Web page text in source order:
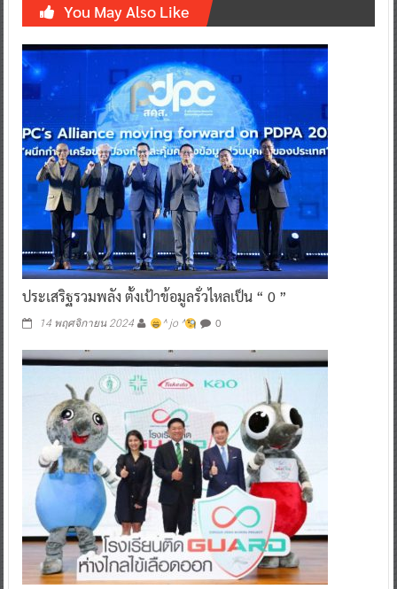
You May Also Like
ประเสริฐรวมพลัง ตั้งเป้าข้อมูลรั่วไหลเป็น “ 0 ”
14 พฤศจิกายน 2024 ^ jo ^ 0